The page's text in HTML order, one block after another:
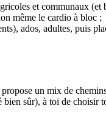
et communaux (et
même le cardio à bloc ;
ados, adultes, puis
un mix de
sûr), à toi de choisir